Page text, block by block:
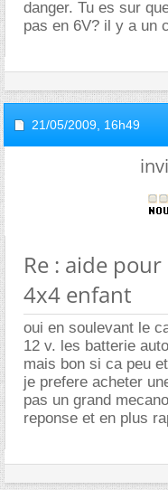
danger. Tu es sur
pas en 6V? il y a un
21/05/2009, 16h49
Re : aide
4x4 enfant
oui en soulevant le
12 v. les batterie
mais bon si ca peu
je prefere acheter
pas un grand
reponse et en plus